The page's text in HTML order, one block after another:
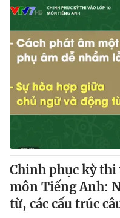
Chinh phục kỳ thi
môn Tiếng Anh:
từ, các cấu trúc